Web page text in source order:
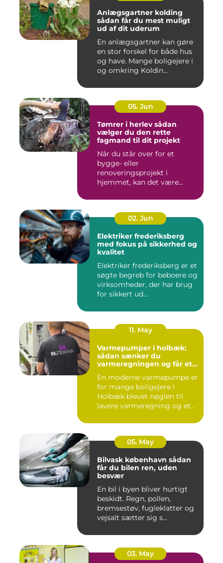
Anlægsgartner kolding
sådan får du mest muligt
ud af dit uderum
En anlægsgartner kan gøre
en stor forskel for både hus
og have. Mange boligejere i
og omkring Koldin...
05. Jun
Tømrer i herlev sådan
vælger du den rette
fagmand til dit projekt
Når du står over for et
bygge- eller
renoveringsprojekt i
hjemmet, kan det være
02. Jun
Elektriker frederiksberg
med fokus på sikkerhed og
kvalitet
Elektriker frederiksberg er et
søgte begreb for beboere og
virksomheder, der har brug
for sikkert ud...
11. May
Varmepumper i holbæk:
sådan sænker du
varmeregningen og får et
En moderne varmepumpe er
for mange boligejere i
Holbæk blevet nøglen til
lavere varmeregning og et
05. May
Bilvask københavn sådan
får du bilen ren, uden
besvær
En bil i byen bliver hurtigt
beskidt. Regn, pollen,
bremsestøv, fugleklatter og
vejsalt sætter sig s...
03. May